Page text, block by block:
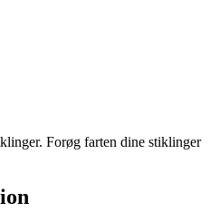
Forøg farten dine stiklinger